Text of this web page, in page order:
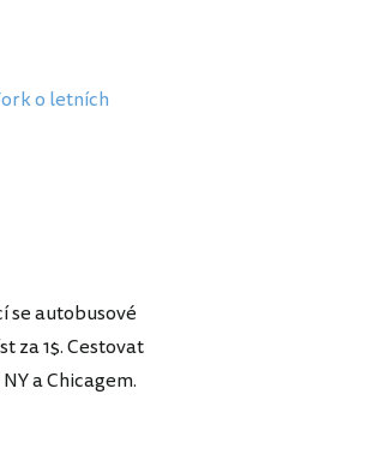
o letních
se autobusové
za 1$. Cestovat
a Chicagem.